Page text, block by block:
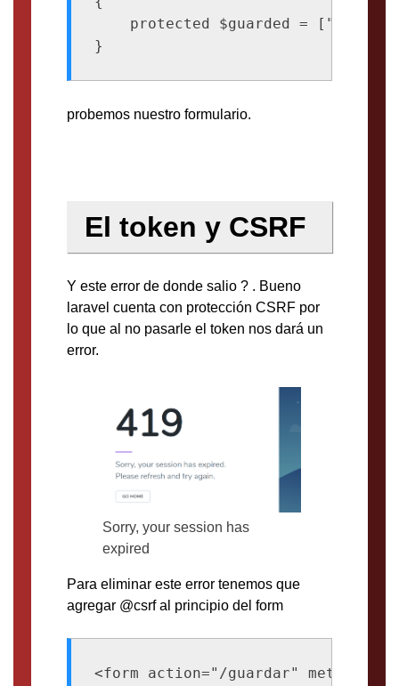
protected $guarded =
probemos nuestro formulario.
El token y CSRF
Y este error de donde salio ? . Bueno
laravel cuenta con protección CSRF por
lo que al no pasarle el token nos dará un
error.
Sorry, your session has
expired
Para eliminar este error tenemos que
agregar @csrf al principio del form
<form action="/guardar"